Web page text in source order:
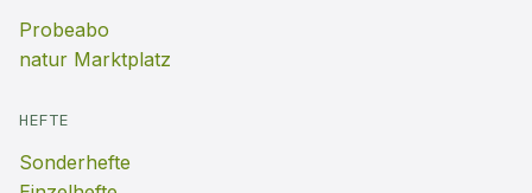
Probeabo
natur Marktplatz
HEFTE
Sonderhefte